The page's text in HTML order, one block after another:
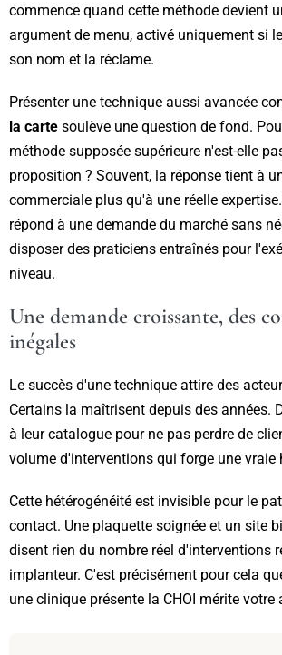
commence quand cette méthode devient
argument de menu, activé uniquement si
son nom et la réclame.
Présenter une technique aussi avancée
la carte soulève une question de fond.
méthode supposée supérieure n'est-elle
proposition ? Souvent, la réponse tient à
commerciale plus qu'à une réelle
répond à une demande du marché sans
disposer des praticiens entraînés pour
niveau.
Une demande croissante, des
inégales
Le succès d'une technique attire des
Certains la maîtrisent depuis des années.
à leur catalogue pour ne pas perdre de
volume d'interventions qui forge une vraie
Cette hétérogénéité est invisible pour le
contact. Une plaquette soignée et un site
disent rien du nombre réel d'interventions
implanteur. C'est précisément pour cela
une clinique présente la CHOI mérite votre